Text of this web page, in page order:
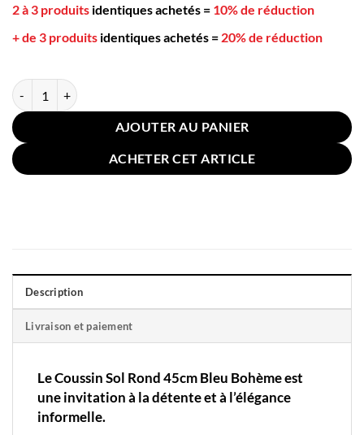
2 à 3 produits identiques achetés = 10% de réduction
+ de 3 produits identiques achetés = 20% de réduction
quantité de Coussin Sol Rond 45cm Bleu Bohème
AJOUTER AU PANIER
ACHETER CET ARTICLE
Description
Livraison et paiement
Le Coussin Sol Rond 45cm Bleu Bohème est
une invitation à la détente et à l’élégance
informelle.